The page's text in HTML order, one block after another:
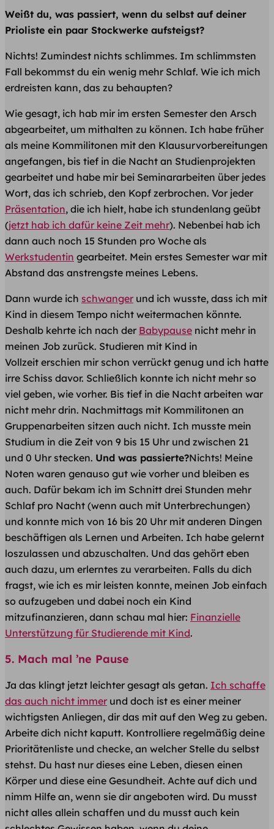
Weißt du, was passiert, wenn du selbst auf deiner
Prioliste ein paar Stockwerke aufsteigst?
Nichts! Zumindest nichts schlimmes. Im schlimmsten
Fall bekommst du ein wenig mehr Schlaf. Wie ich mich
erdreisten kann, das zu behaupten?
Wie gesagt, ich hab mir im ersten Semester den Arsch
abgearbeitet, um mithalten zu können. Ich habe früher
als meine Kommilitonen mit den Klausurvorbereitungen
angefangen, bis tief in die Nacht an Studienprojekten
gearbeitet und habe mir bei Seminararbeiten über jedes
Wort, das ich schrieb, den Kopf zerbrochen. Vor jeder
Präsentation, die ich hielt, habe ich stundenlang geübt
(jetzt hab ich dafür keine Zeit mehr). Nebenbei hab ich
dann auch noch 15 Stunden pro Woche als
Werkstudentin gearbeitet. Mein erstes Semester war mit
Abstand das anstrengste meines Lebens.
Dann wurde ich schwanger und ich wusste, dass ich mit
Kind in diesem Tempo nicht weitermachen könnte.
Deshalb kehrte ich nach der Babypause nicht mehr in
meinen Job zurück. Studieren mit Kind in
Vollzeit erschien mir schon verrückt genug und ich hatte
irre Schiss davor. Schließlich konnte ich nicht mehr so
viel geben, wie vorher. Bis tief in die Nacht arbeiten war
nicht mehr drin. Nachmittags mit Kommilitonen an
Gruppenarbeiten sitzen auch nicht. Ich musste mein
Studium in die Zeit von 9 bis 15 Uhr und zwischen 21
und 0 Uhr stecken. Und was passierte?Nichts! Meine
Noten waren genauso gut wie vorher und bleiben es
auch. Dafür bekam ich im Schnitt drei Stunden mehr
Schlaf pro Nacht (wenn auch mit Unterbrechungen)
und konnte mich von 16 bis 20 Uhr mit anderen Dingen
beschäftigen als Lernen und Arbeiten. Ich habe gelernt
loszulassen und abzuschalten. Und das gehört eben
auch dazu, um erlerntes zu verarbeiten. Falls du dich
fragst, wie ich es mir leisten konnte, meinen Job einfach
so aufzugeben und dabei noch ein Kind
mitzufinanzieren, dann schau mal hier: Finanzielle
Unterstützung für Studierende mit Kind.
5. Mach mal ’ne Pause
Ja das klingt jetzt leichter gesagt als getan. Ich schaffe
das auch nicht immer und doch ist es einer meiner
wichtigsten Anliegen, dir das mit auf den Weg zu geben.
Arbeite dich nicht kaputt. Kontrolliere regelmäßig deine
Prioritätenliste und checke, an welcher Stelle du selbst
stehst. Du hast nur dieses eine Leben, diesen einen
Körper und diese eine Gesundheit. Achte auf dich und
nimm Hilfe an, wenn sie dir angeboten wird. Du musst
nicht alles allein schaffen und du musst auch kein